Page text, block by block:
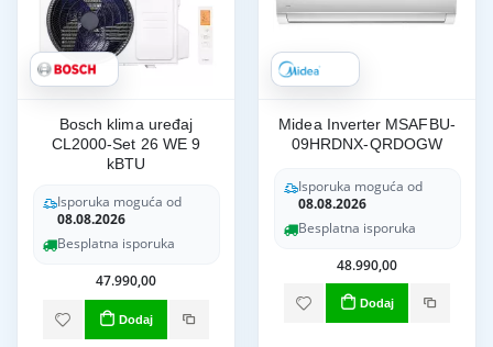
Bosch klima uređaj
CL2000-Set 26 WE 9
kBTU
Isporuka moguća od
08.08.2026
Besplatna isporuka
47.990,00
Dodaj
Midea Inverter MSAFBU-
09HRDNX-QRDOGW
Isporuka moguća od
08.08.2026
Besplatna isporuka
48.990,00
Dodaj